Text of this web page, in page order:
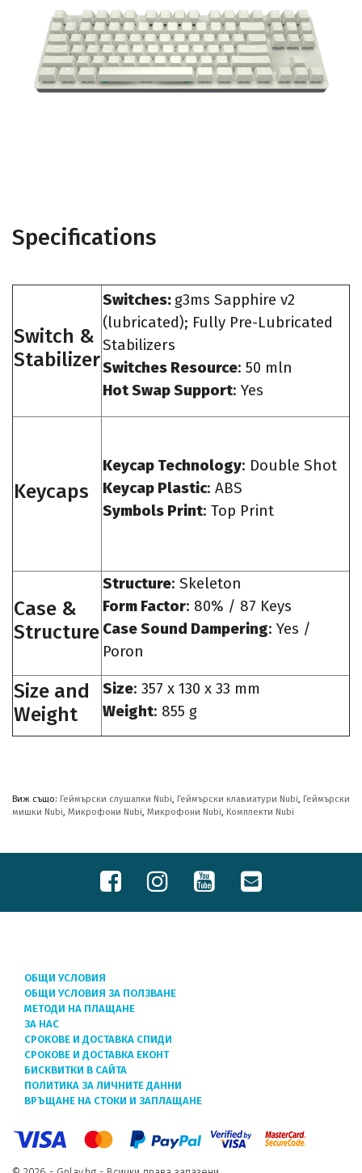
Specifications
Switch &
Stabilizer
Switches: g3ms Sapphire v2
(lubricated); Fully Pre-Lubricated
Stabilizers
Switches Resource: 50 mln
Hot Swap Support: Yes
Keycaps
Keycap Technology: Double Shot
Keycap Plastic: ABS
Symbols Print: Top Print
Case &
Structure
Structure: Skeleton
Form Factor: 80% / 87 Keys
Case Sound Dampering: Yes /
Poron
Size and
Weight
Size: 357 x 130 x 33 mm
Weight: 855 g
Виж също: Геймърски слушалки Nubi, Геймърски клавиатури Nubi, Геймърски
мишки Nubi, Микрофони Nubi, Микрофони Nubi, Комплекти Nubi
ОБЩИ УСЛОВИЯ
ОБЩИ УСЛОВИЯ ЗА ПОЛЗВАНЕ
МЕТОДИ НА ПЛАЩАНЕ
ЗА НАС
СРОКОВЕ И ДОСТАВКА СПИДИ
СРОКОВЕ И ДОСТАВКА ЕКОНТ
БИСКВИТКИ В САЙТА
ПОЛИТИКА ЗА ЛИЧНИТЕ ДАННИ
ВРЪЩАНЕ НА СТОКИ И ЗАПЛАЩАНЕ